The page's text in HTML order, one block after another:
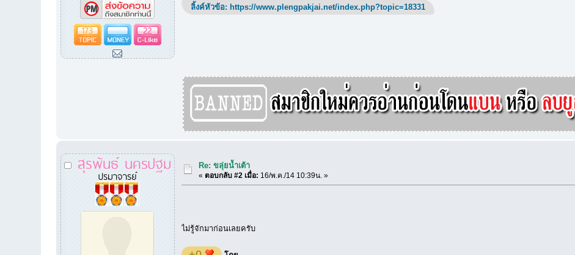
173 22
ลิ้งค์หัวข้อ: https://www.plengpakjai.net/index.php?topic=18331
สุรพันธ์ นครปฐม
ปรมาจารย์
Re: ขลุ่ยน้ำเต้า
«ตอบกลับ #2 เมื่อ: 16/พ.ค./14 10:39น. »
ไม่รู้จักมาก่อนเลยครับ